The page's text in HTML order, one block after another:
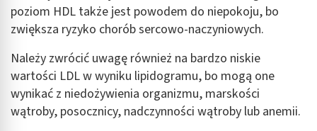
poziom HDL także jest powodem do niepokoju, bo
zwiększa ryzyko chorób sercowo-naczyniowych.
Należy zwrócić uwagę również na bardzo niskie
wartości LDL w wyniku lipidogramu, bo mogą one
wynikać z niedożywienia organizmu, marskości
wątroby, posocznicy, nadczynności wątroby lub anemii.